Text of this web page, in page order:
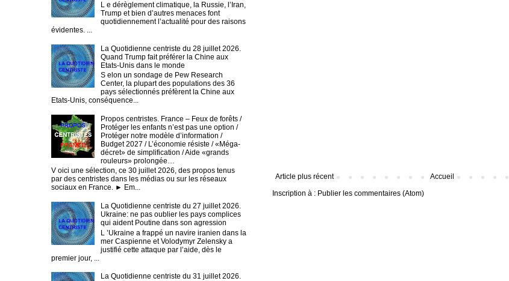
Article plus récent
Accueil
Inscription à : Publier les commentaires (Atom)
L e dérèglement climatique, la Russie, l’Iran,
Trump et bien d’autres menaces font
quotidiennement l’actualité pour des raisons
évidentes. ...
La Quotidienne centriste du 28 juillet 2026.
Quand Trump fait préférer la Chine aux
Etats-Unis dans le monde
S elon un sondage de Pew Research
Center, la plupart des populations des 36
pays sélectionnés préfèrent la Chine aux
Etats-Unis, conséquence...
Propos centristes. France – Feux de forêts /
Protéger les enfants n’est pas une option /
Protéger notre modèle d’information /
Budget 2027 / L’économie résiste / «Méga-
décret» de simplification / Aide «grands
rouleurs» prolongée…
V oici une sélection, ce 30 juillet 2026, des propos tenus
par des centristes dans les médias ou sur les réseaux
sociaux en France. ► Em...
La Quotidienne centriste du 27 juillet 2026.
Ukraine: ne pas oublier les pays complices
qui aident Poutine dans son agression
L ’Ukraine a frappé un navire iranien dans la
mer Caspienne et Volodymyr Zelensky a
justifié cette attaque par l’aide, dès le
premier jour, ...
La Quotidienne centriste du 31 juillet 2026.